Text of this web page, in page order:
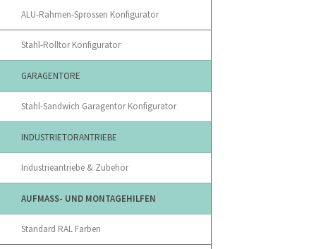
ALU-Rahmen-Sprossen Konfigurator
Stahl-Rolltor Konfigurator
GARAGENTORE
Stahl-Sandwich Garagentor Konfigurator
INDUSTRIETORANTRIEBE
Industrieantriebe & Zubehör
AUFMASS- UND MONTAGEHILFEN
Standard RAL Farben